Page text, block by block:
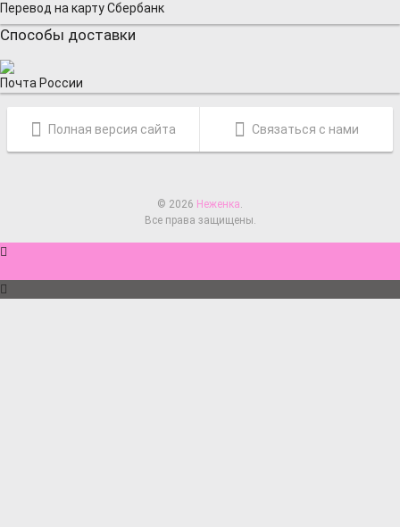
Перевод на карту Сбербанк
Способы доставки
Почта России
Полная версия сайта Связаться с нами
© 2026 Неженка.
Все права защищены.